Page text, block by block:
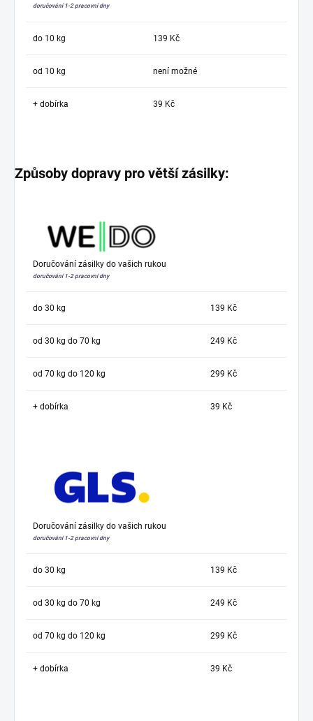
doručování 1-2 pracovní dny
do 10 kg 139 Kč
od 10 kg není možné
+ dobírka 39 Kč
Způsoby dopravy pro větší zásilky:
Doručování zásilky do vašich rukou
doručování 1-2 pracovní dny
do 30 kg 139 Kč
od 30 kg do 70 kg 249 Kč
od 70 kg do 120 kg 299 Kč
+ dobírka 39 Kč
Doručování zásilky do vašich rukou
doručování 1-2 pracovní dny
do 30 kg 139 Kč
od 30 kg do 70 kg 249 Kč
od 70 kg do 120 kg 299 Kč
+ dobírka 39 Kč